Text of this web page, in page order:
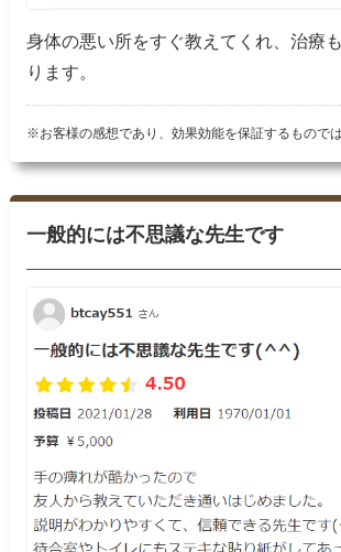
身体の悪い所をすぐ教えてくれ、治療
ります。
※お客様の感想であり、効果効能を保証するものでは
一般的には不思議な先生です